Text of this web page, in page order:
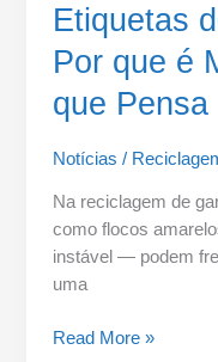
Etiquetas
Por que é
que Pensa
Notícias /
Na reciclagem de
como flocos
instável — podem
uma
Read More »